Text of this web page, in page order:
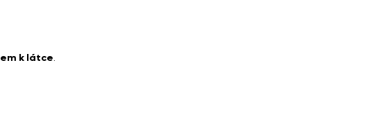
k látce.